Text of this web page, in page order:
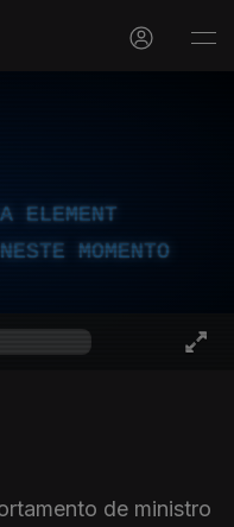
ELEMENT
MOMENTO
de ministro